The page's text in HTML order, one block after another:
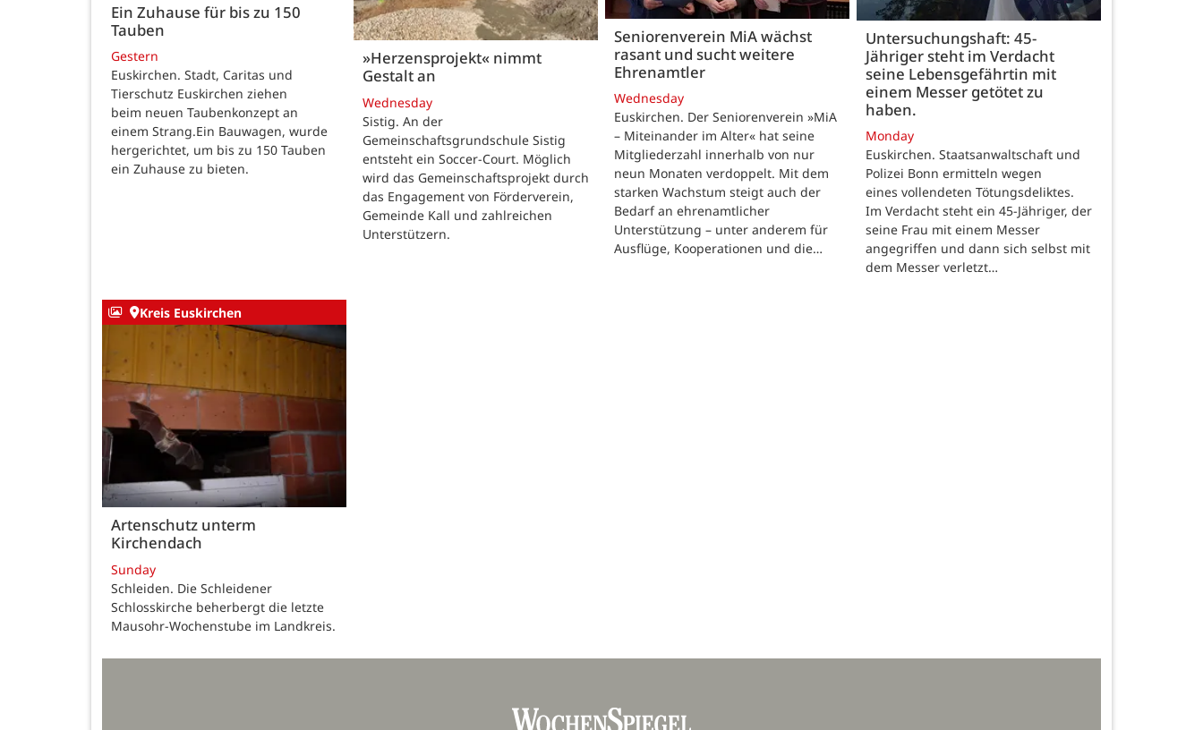
Ein Zuhause für bis zu 150
Tauben
Gestern
Euskirchen. Stadt, Caritas und
Tierschutz Euskirchen ziehen
beim neuen Taubenkonzept an
einem Strang.Ein Bauwagen, wurde
hergerichtet, um bis zu 150 Tauben
ein Zuhause zu bieten.
»Herzensprojekt« nimmt
Gestalt an
Wednesday
Sistig. An der
Gemeinschaftsgrundschule Sistig
entsteht ein Soccer-Court. Möglich
wird das Gemeinschaftsprojekt durch
das Engagement von Förderverein,
Gemeinde Kall und zahlreichen
Unterstützern.
Seniorenverein MiA wächst
rasant und sucht weitere
Ehrenamtler
Wednesday
Euskirchen. Der Seniorenverein »MiA
– Miteinander im Alter« hat seine
Mitgliederzahl innerhalb von nur
neun Monaten verdoppelt. Mit dem
starken Wachstum steigt auch der
Bedarf an ehrenamtlicher
Unterstützung – unter anderem für
Ausflüge, Kooperationen und die…
Untersuchungshaft: 45-
Jähriger steht im Verdacht
seine Lebensgefährtin mit
einem Messer getötet zu
haben.
Monday
Euskirchen. Staatsanwaltschaft und
Polizei Bonn ermitteln wegen
eines vollendeten Tötungsdeliktes.
Im Verdacht steht ein 45-Jähriger, der
seine Frau mit einem Messer
angegriffen und dann sich selbst mit
dem Messer verletzt…
Kreis Euskirchen
Artenschutz unterm
Kirchendach
Sunday
Schleiden. Die Schleidener
Schlosskirche beherbergt die letzte
Mausohr-Wochenstube im Landkreis.